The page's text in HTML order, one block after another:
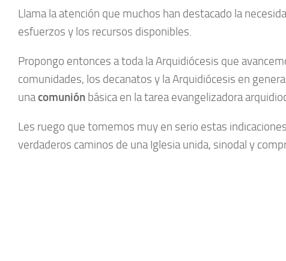
Llama la atención que muchos han destacado la
esfuerzos y los recursos disponibles.
Propongo entonces a toda la Arquidiócesis que
comunidades, los decanatos y la Arquidiócesis en
unacomunión básica en la tarea evangelizadora
Les ruego que tomemos muy en serio estas
verdaderos caminos de una Iglesia unida, sinodal y